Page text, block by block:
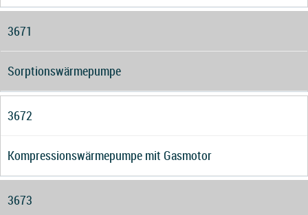
3671
Sorptionswärmepumpe
3672
Kompressionswärmepumpe mit Gasmotor
3673